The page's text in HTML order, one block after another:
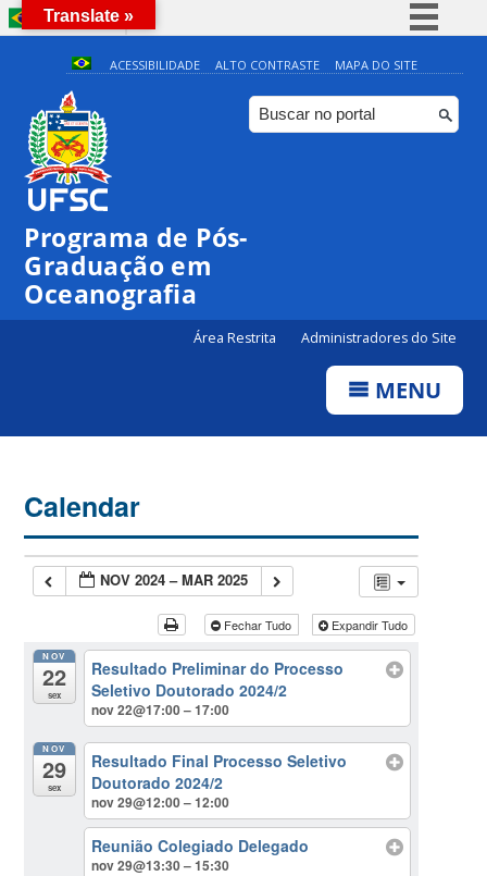
BRASIL
Simplifique!
Comunica BR
Participe
ACESSIBILIDADE ALTO CONTRASTE MAPA DO SITE
Programa de Pós-
Graduação em
Oceanografia
Área Restrita Administradores do Site
MENU
Calendar
NOV 2024 – MAR 2025
Fechar Tudo Expandir Tudo
NOV
22
sex
Resultado Preliminar do Processo
Seletivo Doutorado 2024/2
nov 22@17:00 – 17:00
NOV
29
sex
Resultado Final Processo Seletivo
Doutorado 2024/2
nov 29@12:00 – 12:00
Reunião Colegiado Delegado
nov 29@13:30 – 15:30
Translate »